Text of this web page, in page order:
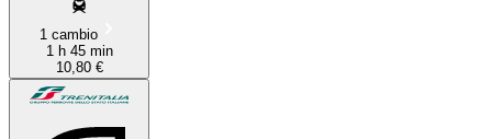
1 cambio
1 h 45 min
10,80 €